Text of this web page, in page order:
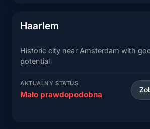
Haarlem
Historic city near Amsterdam with
potential
AKTUALNY STATUS
Mało prawdopodobna